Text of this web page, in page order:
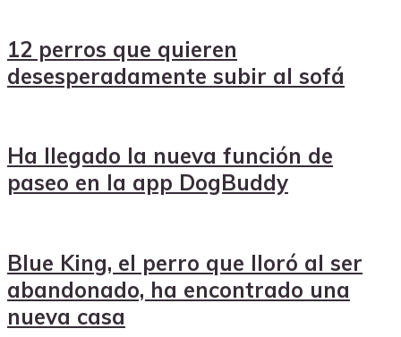
12 perros que quieren
desesperadamente subir al sofá
Ha llegado la nueva función de
paseo en la app DogBuddy
Blue King, el perro que lloró al ser
abandonado, ha encontrado una
nueva casa